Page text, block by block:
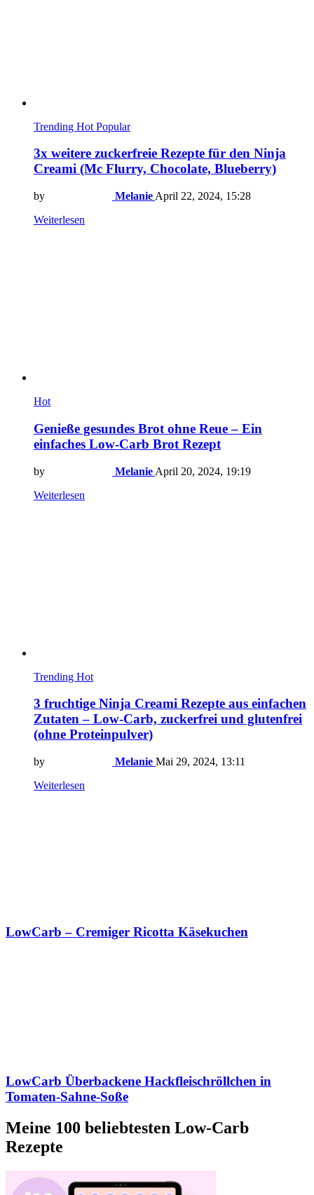
Trending Hot Popular
3x weitere zuckerfreie Rezepte für den Ninja
Creami (Mc Flurry, Chocolate, Blueberry)
by Melanie April 22, 2024, 15:28
Weiterlesen
Hot
Genieße gesundes Brot ohne Reue – Ein
einfaches Low-Carb Brot Rezept
by Melanie April 20, 2024, 19:19
Weiterlesen
Trending Hot
3 fruchtige Ninja Creami Rezepte aus einfachen
Zutaten – Low-Carb, zuckerfrei und glutenfrei
(ohne Proteinpulver)
by Melanie Mai 29, 2024, 13:11
Weiterlesen
LowCarb – Cremiger Ricotta Käsekuchen
LowCarb Überbackene Hackfleischröllchen in
Tomaten-Sahne-Soße
Meine 100 beliebtesten Low-Carb
Rezepte